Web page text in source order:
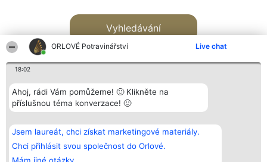
ORLOVÉ Potravinářství Live chat
18:02
Ahoj, rádi Vám pomůžeme! 🙂 Klikněte na
příslušnou téma konverzace! 🙂
Jsem laureát, chci získat marketingové materiály.
Chci přihlásit svou společnost do Orlové.
Vyhledávání
Bright Side Solutions sp. z o.
o. sp. k.
ul. Ruska 22
Wrocław 50-079
KRS 0000749100 | Regon
Vítězové
Seznam všech
laureátů
Zásady
Kontakt